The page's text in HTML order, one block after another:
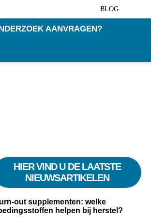
BLOG
AANVRAGEN?
HIER VIND U DE LAATSTE
NIEUWSARTIKELEN
out supplementen: welke
helpen bij herstel?